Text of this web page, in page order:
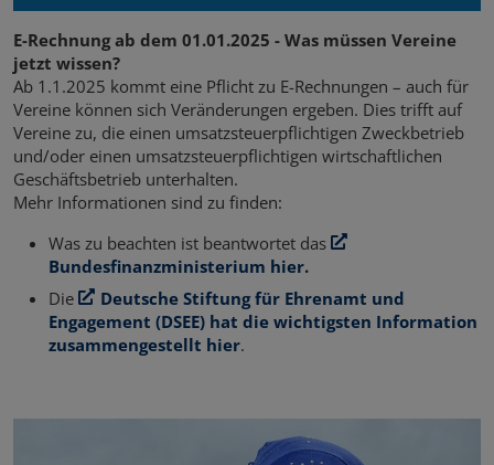
E-Rechnung ab dem 01.01.2025 - Was müssen Vereine
jetzt wissen?
Ab 1.1.2025 kommt eine Pflicht zu E-Rechnungen – auch für
Vereine können sich Veränderungen ergeben. Dies trifft auf
Vereine zu, die einen umsatzsteuerpflichtigen Zweckbetrieb
und/oder einen umsatzsteuerpflichtigen wirtschaftlichen
Geschäftsbetrieb unterhalten.
Mehr Informationen sind zu finden:
Was zu beachten ist beantwortet das
Bundesfinanzministerium hier.
Die
Deutsche Stiftung für Ehrenamt und
Engagement (DSEE) hat die wichtigsten Information
zusammengestellt hier.